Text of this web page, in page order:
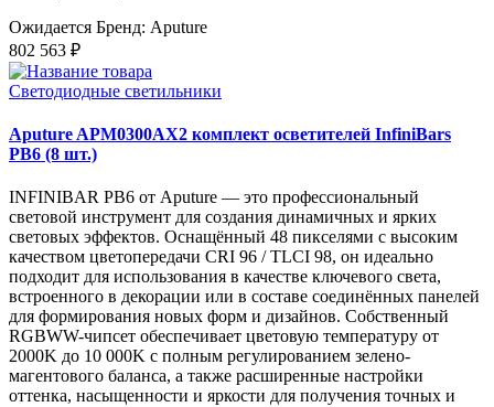
Ожидается Бренд: Aputure
802 563 ₽
Светодиодные светильники
Aputure APM0300AX2 комплект осветителей InfiniBars
PB6 (8 шт.)
INFINIBAR PB6 от Aputure — это профессиональный
световой инструмент для создания динамичных и ярких
световых эффектов. Оснащённый 48 пикселями с высоким
качеством цветопередачи CRI 96 / TLCI 98, он идеально
подходит для использования в качестве ключевого света,
встроенного в декорации или в составе соединённых панелей
для формирования новых форм и дизайнов. Собственный
RGBWW-чипсет обеспечивает цветовую температуру от
2000K до 10 000K с полным регулированием зелено-
магентового баланса, а также расширенные настройки
оттенка, насыщенности и яркости для получения точных и